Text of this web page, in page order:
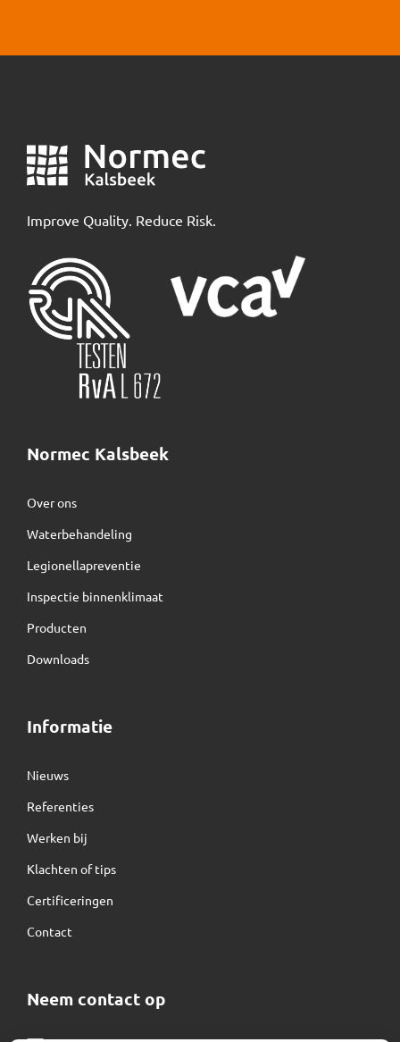
Improve Quality. Reduce Risk.
Normec Kalsbeek
Over ons
Waterbehandeling
Legionellapreventie
Inspectie binnenklimaat
Producten
Downloads
Informatie
Nieuws
Referenties
Werken bij
Klachten of tips
Certificeringen
Contact
Neem contact op